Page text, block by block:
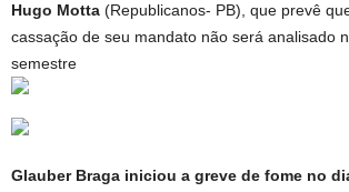
Hugo Motta (Republicanos- PB), que prevê
cassação de seu mandato não será analisado
semestre
Glauber Braga iniciou a greve de fome no